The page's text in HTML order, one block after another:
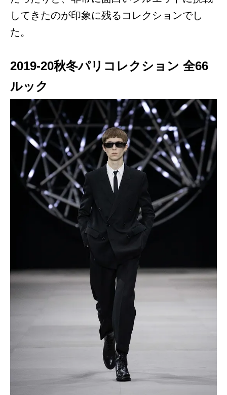
してきたのが印象に残るコレクションでし
た。
2019-20秋冬パリコレクション 全66
ルック